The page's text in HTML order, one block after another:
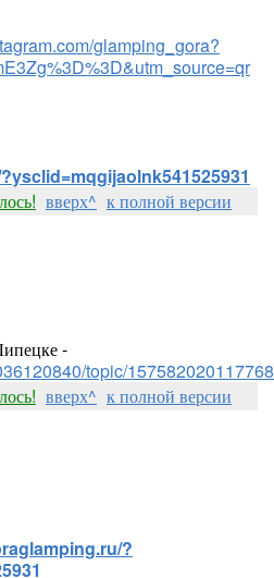
glamping_gora?
вверх^ к полной версии
-
topic/157582020117768
вверх^ к полной версии
?